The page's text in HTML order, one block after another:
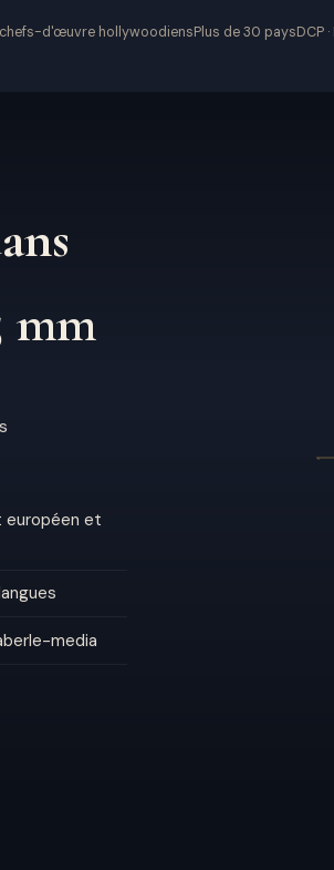
d'œuvre hollywoodiensPlus de 30 paysDCP
mm
européen et
media